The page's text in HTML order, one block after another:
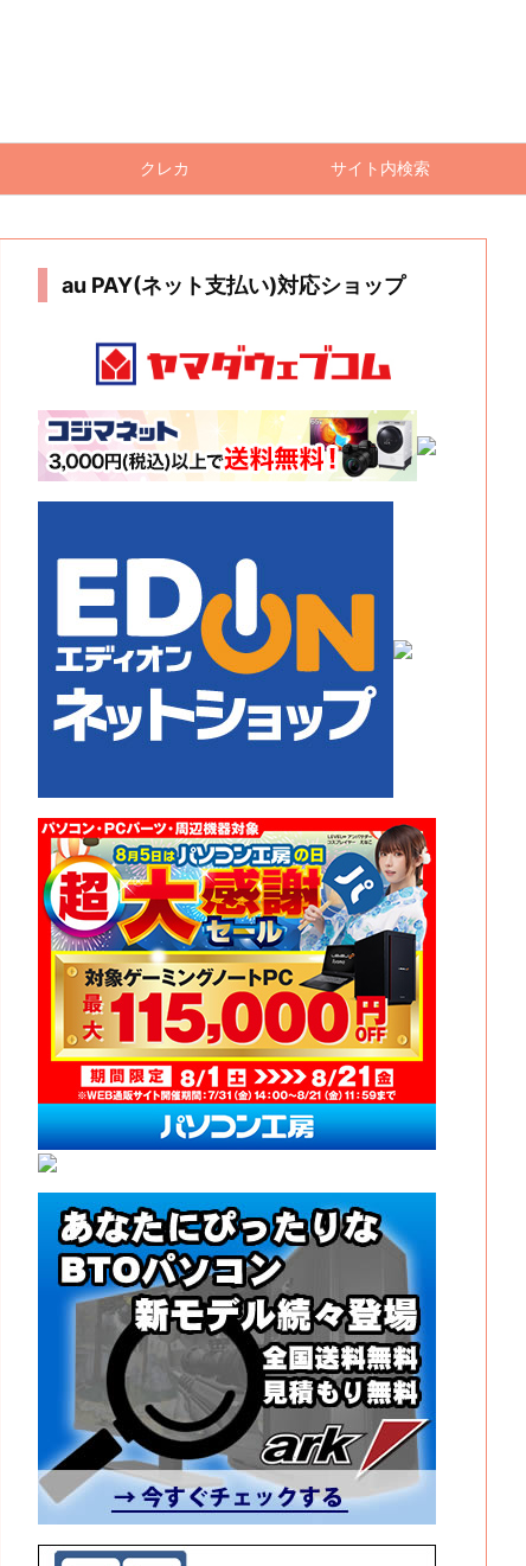
クレカ サイト内検索
au PAY(ネット支払い)対応ショップ